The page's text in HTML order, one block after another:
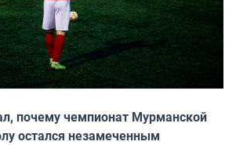
почему чемпионат Мурманской
остался незамеченным